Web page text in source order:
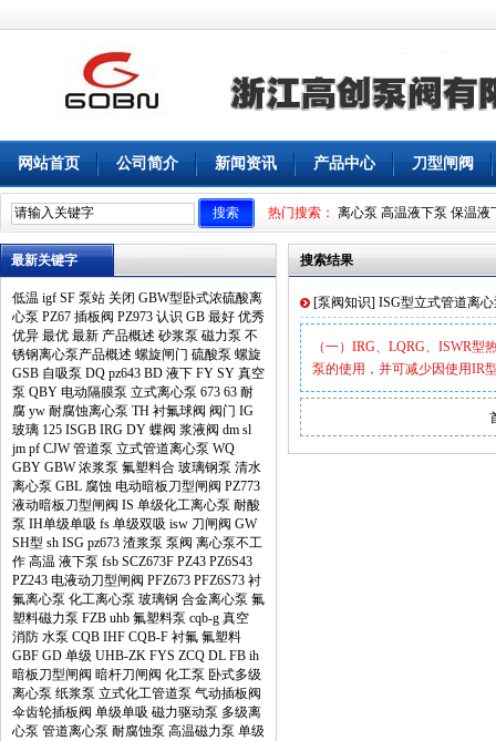
网站首页 公司简介 新闻资讯 产品中心 刀型闸阀
热门搜索： 离心泵 高温液下泵 保温液
最新关键字
低温 igf SF 泵站 关闭 GBW型卧式浓硫酸离
心泵 PZ67 插板阀 PZ973 认识 GB 最好 优秀
优异 最优 最新 产品概述 砂浆泵 磁力泵 不
锈钢离心泵产品概述 螺旋闸门 硫酸泵 螺旋
GSB 自吸泵 DQ pz643 BD 液下 FY SY 真空
泵 QBY 电动隔膜泵 立式离心泵 673 63 耐
腐 yw 耐腐蚀离心泵 TH 衬氟球阀 阀门 IG
玻璃 125 ISGB IRG DY 蝶阀 浆液阀 dm sl
jm pf CJW 管道泵 立式管道离心泵 WQ
GBY GBW 浓浆泵 氟塑料合 玻璃钢泵 清水
离心泵 GBL 腐蚀 电动暗板刀型闸阀 PZ773
液动暗板刀型闸阀 IS 单级化工离心泵 耐酸
泵 IH单级单吸 fs 单级双吸 isw 刀闸阀 GW
SH型 sh ISG pz673 渣浆泵 泵阀 离心泵不工
作 高温 液下泵 fsb SCZ673F PZ43 PZ6S43
PZ243 电液动刀型闸阀 PFZ673 PFZ6S73 衬
氟离心泵 化工离心泵 玻璃钢 合金离心泵 氟
塑料磁力泵 FZB uhb 氟塑料泵 cqb-g 真空
消防 水泵 CQB IHF CQB-F 衬氟 氟塑料
GBF GD 单级 UHB-ZK FYS ZCQ DL FB ih
暗板刀型闸阀 暗杆刀闸阀 化工泵 卧式多级
离心泵 纸浆泵 立式化工管道泵 气动插板阀
伞齿轮插板阀 单级单吸 磁力驱动泵 多级离
心泵 管道离心泵 耐腐蚀泵 高温磁力泵 单级
搜索结果
[泵阀知识] ISG型立式管道离
（一） IRG、LQRG、ISWR型
泵的使用，并可减少因使用IR